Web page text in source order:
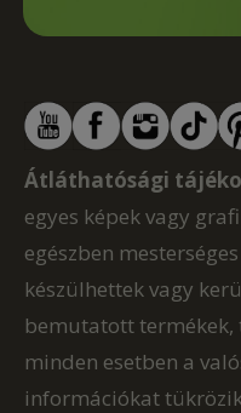
Átláthatósági
egyes képek vagy
egészben
készülhettek vagy
bemutatott
minden esetben a
információkat